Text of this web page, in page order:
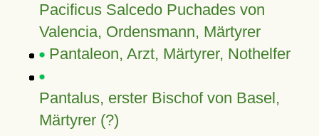
Pacificus Salcedo Puchades von
Valencia, Ordensmann, Märtyrer
Pantaleon, Arzt, Märtyrer, Nothelfer
Pantalus, erster Bischof von Basel,
Märtyrer (?)